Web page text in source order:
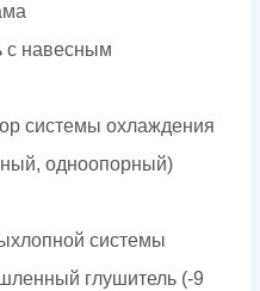
с навесным
системы охлаждения
одноопорный)
системы
глушитель (-9